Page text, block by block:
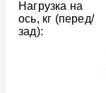
Нагрузка на
ось, кг (перед/
зад):